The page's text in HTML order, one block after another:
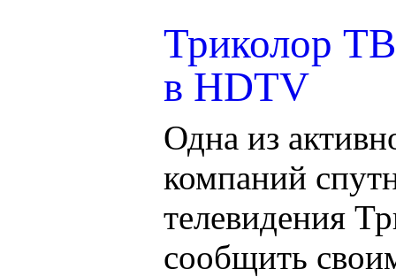
Триколор
в HDTV
Одна из
компаний
телевидения
сообщить